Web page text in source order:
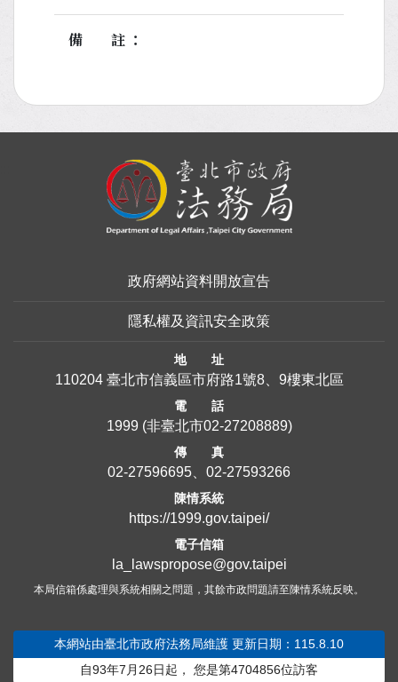
備註
政府網站資料開放宣告
隱私權及資訊安全政策
地 址
110204 臺北市信義區市府路1號8、9樓東北區
電 話
1999 (非臺北市02-27208889)
傳 真
02-27596695、02-27593266
陳情系統
https://1999.gov.taipei/
電子信箱
la_lawspropose@gov.taipei
本局信箱係處理與系統相關之問題，其餘市政問題請至陳情系統反映。
本網站由臺北市政府法務局維護 更新日期：115.8.10
自93年7月26日起， 您是第4704856位訪客